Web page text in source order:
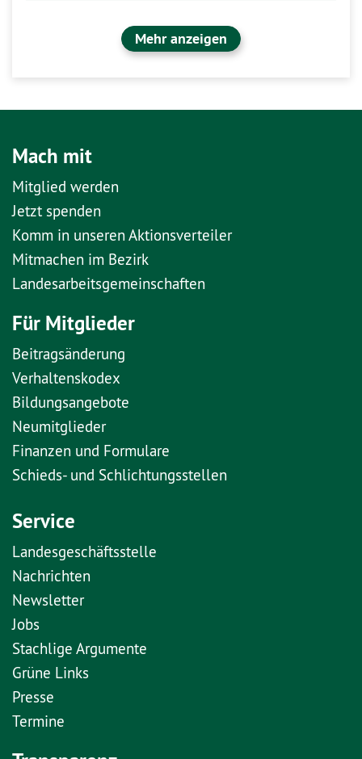
Mehr anzeigen
Mach mit
Mitglied werden
Jetzt spenden
Komm in unseren Aktionsverteiler
Mitmachen im Bezirk
Landesarbeitsgemeinschaften
Für Mitglieder
Beitragsänderung
Verhaltenskodex
Bildungsangebote
Neumitglieder
Finanzen und Formulare
Schieds- und Schlichtungsstellen
Service
Landesgeschäftsstelle
Nachrichten
Newsletter
Jobs
Stachlige Argumente
Grüne Links
Presse
Termine